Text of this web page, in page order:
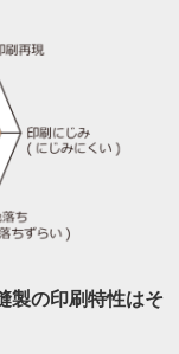
製の印刷特性はそ